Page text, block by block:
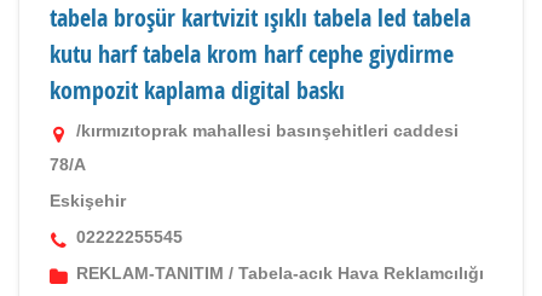
tabela broşür kartvizit ışıklı tabela led tabela
kutu harf tabela krom harf cephe giydirme
kompozit kaplama digital baskı
/kırmızıtoprak mahallesi basınşehitleri caddesi
78/A
Eskişehir
02222255545
REKLAM-TANITIM / Tabela-acık Hava Reklamcılığı